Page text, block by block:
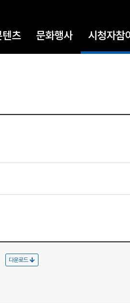
텐츠 문화행사 시청자참
다운로드